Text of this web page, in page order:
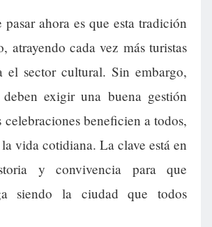
ahora es que esta tradición
atrayendo cada vez más turistas
el sector cultural. Sin embargo,
deben exigir una buena gestión
celebraciones beneficien a todos,
vida cotidiana. La clave está en
y convivencia para que
siendo la ciudad que todos